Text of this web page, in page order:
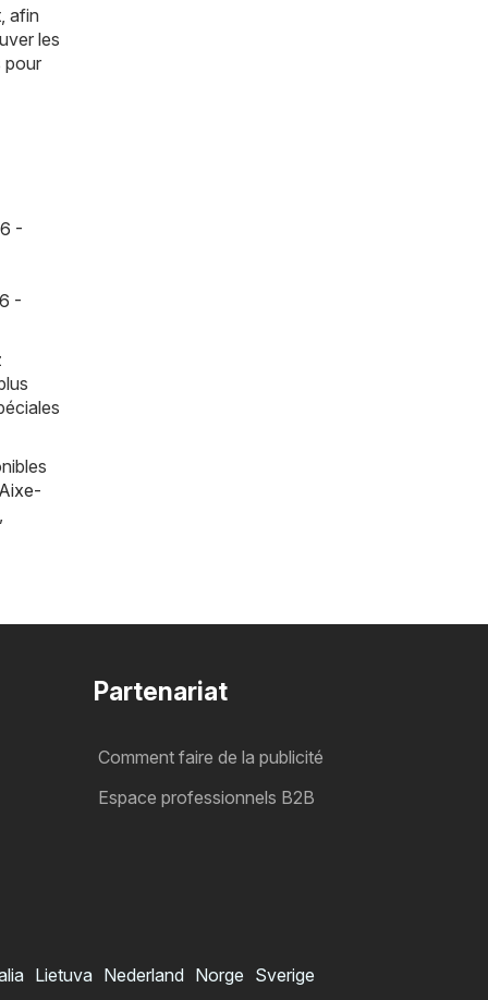
afin
les
pour
-
-
Aixe-
,
Partenariat
Comment faire de la publicité
Espace professionnels B2B
Lietuva Nederland Norge Sverige